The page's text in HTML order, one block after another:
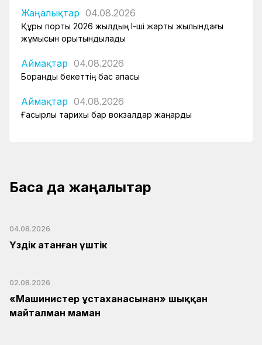
Жаңалықтар 04.08.2026
Құрық порты 2026 жылдың І-ші жарты жылындағы
жұмысын қорытындылады
Аймақтар 04.08.2026
Боранды бекеттің бас қақпасы
Аймақтар 04.08.2026
Ғасырлық тарихы бар вокзалдар жаңарды
Басқа да жаңалықтар
04.08.2026
Үздік атанған үштік
02.08.2026
«Машинистер ұстаханасынан» шыққан
майталман маман